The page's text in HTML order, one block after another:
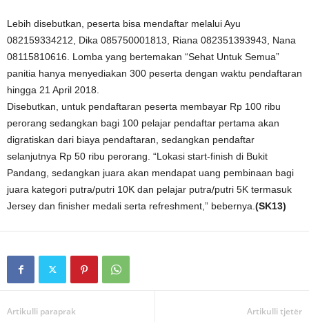
Lebih disebutkan, peserta bisa mendaftar melalui Ayu
082159334212, Dika 085750001813, Riana 082351393943, Nana
08115810616. Lomba yang bertemakan “Sehat Untuk Semua”
panitia hanya menyediakan 300 peserta dengan waktu pendaftaran
hingga 21 April 2018.
Disebutkan, untuk pendaftaran peserta membayar Rp 100 ribu
perorang sedangkan bagi 100 pelajar pendaftar pertama akan
digratiskan dari biaya pendaftaran, sedangkan pendaftar
selanjutnya Rp 50 ribu perorang. “Lokasi start-finish di Bukit
Pandang, sedangkan juara akan mendapat uang pembinaan bagi
juara kategori putra/putri 10K dan pelajar putra/putri 5K termasuk
Jersey dan finisher medali serta refreshment,” bebernya. (SK13)
Artikulli paraprak Artikulli tjetër